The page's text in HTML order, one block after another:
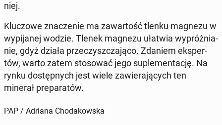
niej.
Klu­czo­we zna­cze­nie ma za­war­tość tlenku magnezu w
wy­pi­ja­nej wodzie. Tlenek magnezu ułatwia wy­próż­nia­
nie, gdyż działa prze­czysz­cza­ją­co. Zdaniem eks­per­
tów, warto zatem sto­so­wać jego su­ple­men­ta­cję. Na
rynku do­stęp­nych jest wiele za­wie­ra­ją­cych ten
minerał pre­pa­ra­tów.
PAP / Adriana Chodakowska